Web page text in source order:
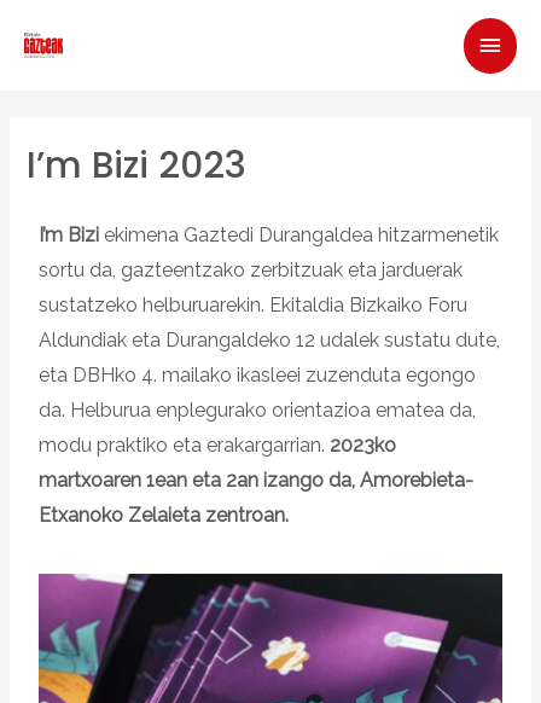
I’m Bizi 2023
I’m Bizi ekimena Gaztedi Durangaldea hitzarmenetik
sortu da, gazteentzako zerbitzuak eta jarduerak
sustatzeko helburuarekin. Ekitaldia Bizkaiko Foru
Aldundiak eta Durangaldeko 12 udalek sustatu dute,
eta DBHko 4. mailako ikasleei zuzenduta egongo
da. Helburua enplegurako orientazioa ematea da,
modu praktiko eta erakargarrian. 2023ko
martxoaren 1ean eta 2an izango da, Amorebieta-
Etxanoko Zelaieta zentroan.